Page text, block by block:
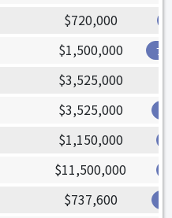
$720,000
$1,500,000 ブ
$3,525,000
$3,525,000
$1,150,000
$11,500,000
$737,600